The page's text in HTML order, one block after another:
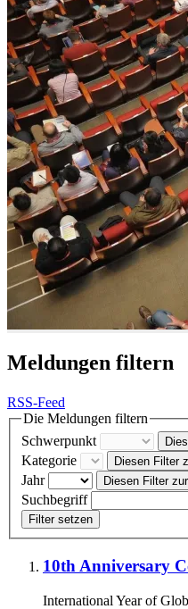
Meldungen filtern
RSS-Feed
Die Meldungen filtern
Schwerpunkt
Kategorie Diesen Filter
Jahr Diesen Filter
Suchbegriff
Filter setzen
10th Anniversary
International Year of